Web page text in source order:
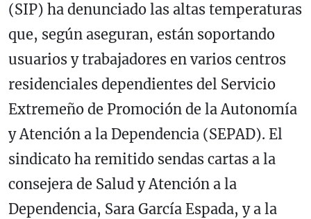
(SIP) ha denunciado las altas temperaturas
que, según aseguran, están soportando
usuarios y trabajadores en varios centros
residenciales dependientes del Servicio
Extremeño de Promoción de la Autonomía
y Atención a la Dependencia (SEPAD). El
sindicato ha remitido sendas cartas a la
consejera de Salud y Atención a la
Dependencia, Sara García Espada, y a la